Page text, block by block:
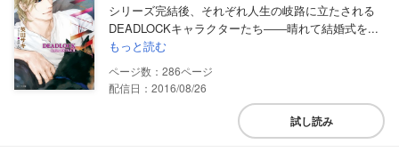
シリーズ完結後、それぞれ人生の岐路に立たされる
DEADLOCKキャラクターたち――晴れて結婚式を...
もっと読む
286
配信日：2016/08/26
試し読み